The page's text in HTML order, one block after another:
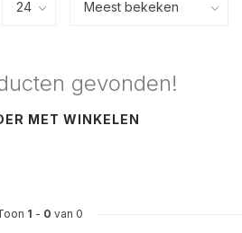
gevonden!
MET WINKELEN
1 - 0 van 0